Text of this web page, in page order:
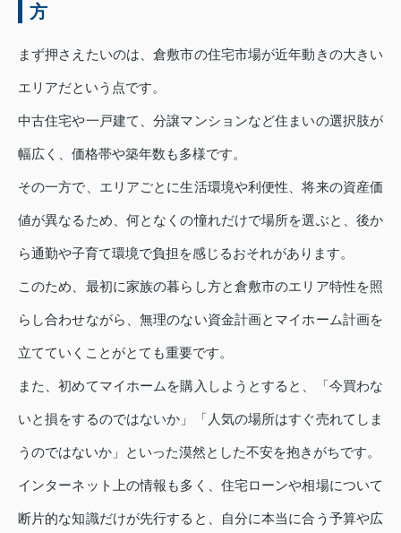
方
まず押さえたいのは、倉敷市の住宅市場が近年動きの大きい
エリアだという点です。
中古住宅や一戸建て、分譲マンションなど住まいの選択肢が
幅広く、価格帯や築年数も多様です。
その一方で、エリアごとに生活環境や利便性、将来の資産価
値が異なるため、何となくの憧れだけで場所を選ぶと、後か
ら通勤や子育て環境で負担を感じるおそれがあります。
このため、最初に家族の暮らし方と倉敷市のエリア特性を照
らし合わせながら、無理のない資金計画とマイホーム計画を
立てていくことがとても重要です。
また、初めてマイホームを購入しようとすると、「今買わな
いと損をするのではないか」「人気の場所はすぐ売れてしま
うのではないか」といった漠然とした不安を抱きがちです。
インターネット上の情報も多く、住宅ローンや相場について
断片的な知識だけが先行すると、自分に本当に合う予算や広